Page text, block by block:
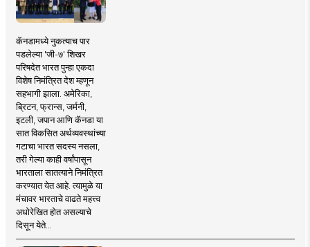
कॅनडामध्ये नुकत्याच पार
पडलेल्या 'जी-७' शिखर
परिषदेत भारत पुन्हा एकदा
विशेष निमंत्रित देश म्हणून
सहभागी झाला. अमेरिका,
ब्रिटन, फ्रान्स, जर्मनी,
इटली, जपान आणि कॅनडा या
सात विकसित अर्थव्यवस्थांच्या
गटाचा भारत सदस्य नसला,
तरी गेल्या काही वर्षांपासून
भारताला सातत्याने निमंत्रित
करण्यात येत आहे. त्यामुळे या
मंचावर भारताचे वाढते महत्त्व
अधोरेखित होत असल्याचे
दिसून येते...